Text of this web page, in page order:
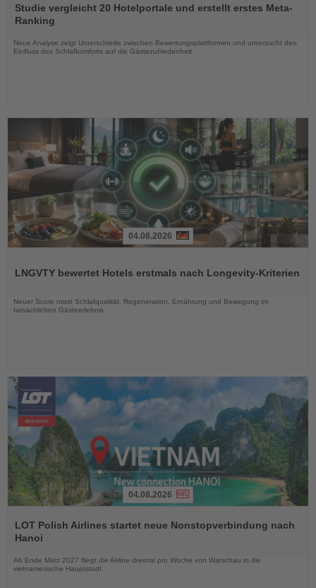
Sie
die
Nachrichten
Studie vergleicht 20 Hotelportale und erstellt erstes Meta-
Ranking
Neue Analyse zeigt Unterschiede zwischen Bewertungsplattformen und untersucht den
Einfluss des Schlafkomforts auf die Gästezufriedenheit
die
04.08.2026
LNGVTY bewertet Hotels erstmals nach Longevity-Kriterien
Neuer Score misst Schlafqualität, Regeneration, Ernährung und Bewegung im
tatsächlichen Gästeerlebnis
Sie
die
04.08.2026
LOT Polish Airlines startet neue Nonstopverbindung nach
Hanoi
Ab Ende März 2027 fliegt die Airline dreimal pro Woche von Warschau in die
vietnamesische Hauptstadt